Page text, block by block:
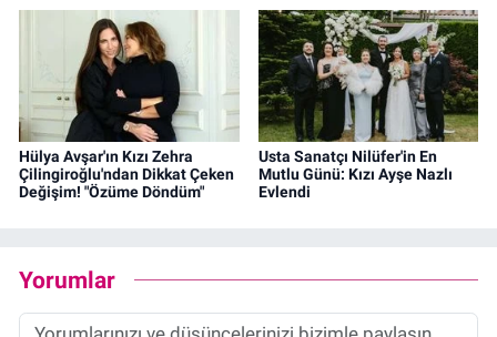
Hülya Avşar'ın Kızı Zehra
Çilingiroğlu'ndan Dikkat Çeken
Değişim! "Özüme Döndüm"
Usta Sanatçı Nilüfer'in En
Mutlu Günü: Kızı Ayşe Nazlı
Evlendi
Yorumlar